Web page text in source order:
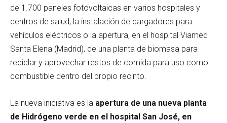
de 1.700 paneles fotovoltaicas en varios hospitales y
centros de salud, la instalación de cargadores para
vehículos eléctricos o la apertura, en el hospital Viamed
Santa Elena (Madrid), de una planta de biomasa para
reciclar y aprovechar restos de comida para uso como
combustible dentro del propio recinto.
La nueva iniciativa es la apertura de una nueva planta
de Hidrógeno verde en el hospital San José, en